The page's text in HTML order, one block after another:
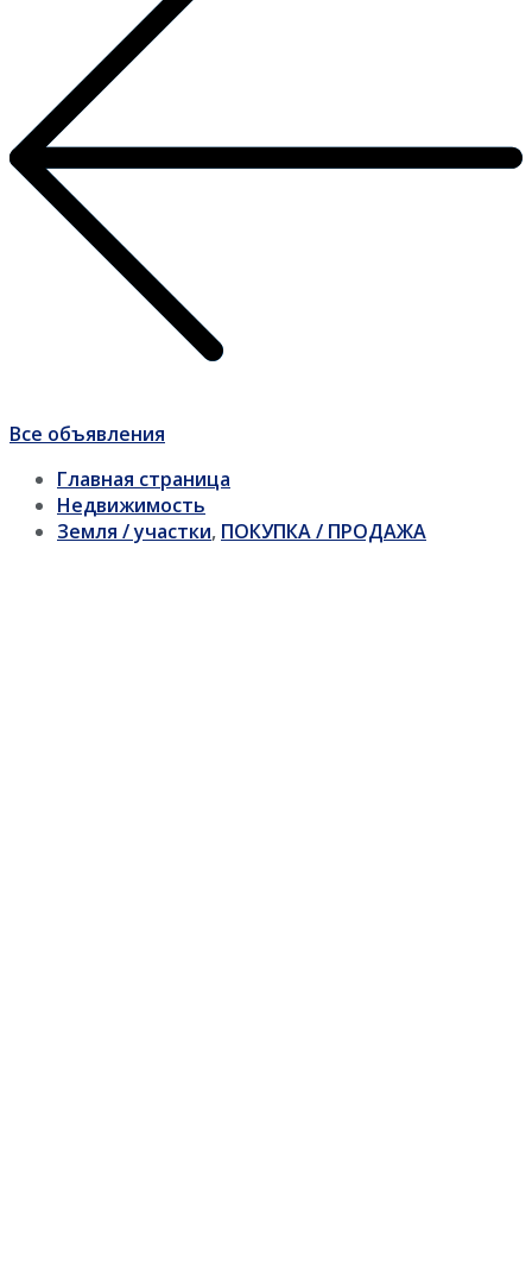
Все объявления
Главная страница
Недвижимость
Земля / участки, ПОКУПКА / ПРОДАЖА